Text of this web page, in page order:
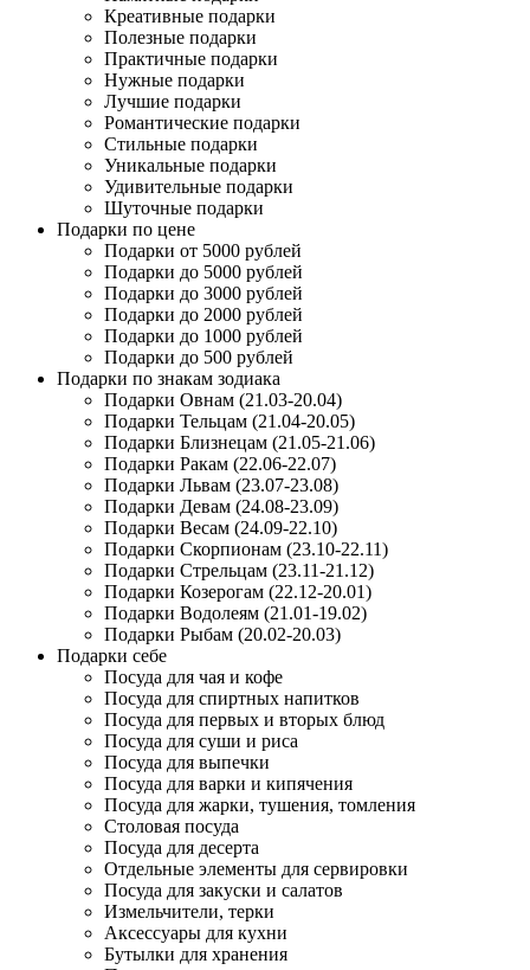
Креативные подарки
Полезные подарки
Практичные подарки
Нужные подарки
Лучшие подарки
Романтические подарки
Стильные подарки
Уникальные подарки
Удивительные подарки
Шуточные подарки
Подарки по цене
Подарки от 5000 рублей
Подарки до 5000 рублей
Подарки до 3000 рублей
Подарки до 2000 рублей
Подарки до 1000 рублей
Подарки до 500 рублей
Подарки по знакам зодиака
Подарки Овнам (21.03-20.04)
Подарки Тельцам (21.04-20.05)
Подарки Близнецам (21.05-21.06)
Подарки Ракам (22.06-22.07)
Подарки Львам (23.07-23.08)
Подарки Девам (24.08-23.09)
Подарки Весам (24.09-22.10)
Подарки Скорпионам (23.10-22.11)
Подарки Стрельцам (23.11-21.12)
Подарки Козерогам (22.12-20.01)
Подарки Водолеям (21.01-19.02)
Подарки Рыбам (20.02-20.03)
Подарки себе
Посуда для чая и кофе
Посуда для спиртных напитков
Посуда для первых и вторых блюд
Посуда для суши и риса
Посуда для выпечки
Посуда для варки и кипячения
Посуда для жарки, тушения, томления
Столовая посуда
Посуда для десерта
Отдельные элементы для сервировки
Посуда для закуски и салатов
Измельчители, терки
Аксессуары для кухни
Бутылки для хранения